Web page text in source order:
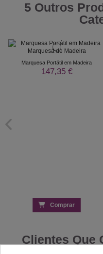
5 Outros
Marquesa Portátil em Madeira
147,35 €
Comprar
Clientes Que